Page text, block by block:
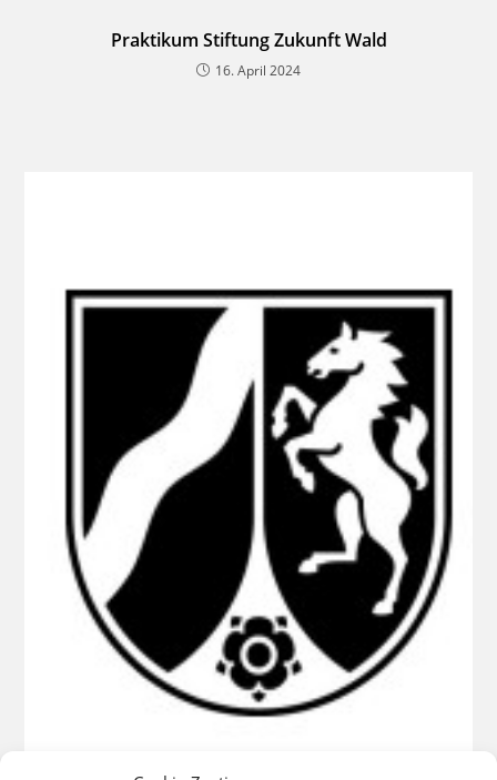
Praktikum Stiftung Zukunft Wald
16. April 2024